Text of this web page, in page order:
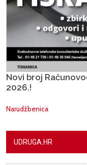
Novi broj
2026.!
Narudžbenica
UDRUGA.HR